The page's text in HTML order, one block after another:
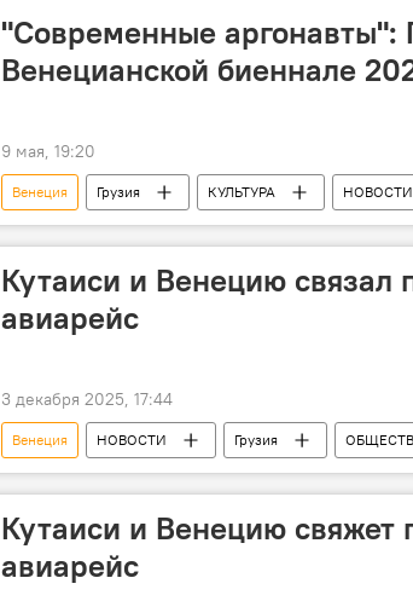
"Современные аргонавты":
Венецианской биеннале
9 мая, 19:20
Венеция Грузия КУЛЬТУРА НОВОСТИ
Грузинская культура
Мировая культура
Кутаиси и Венецию связал
авиарейс
3 декабря 2025, 17:44
Венеция НОВОСТИ Грузия
Wizz Air
Кутаиси и Венецию свяжет
авиарейс